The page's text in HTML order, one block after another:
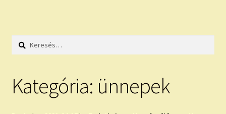
HOLDNAPTÁR
NAPI ASZTROLÓGIA
Keresés:
Kategória: ünnepek